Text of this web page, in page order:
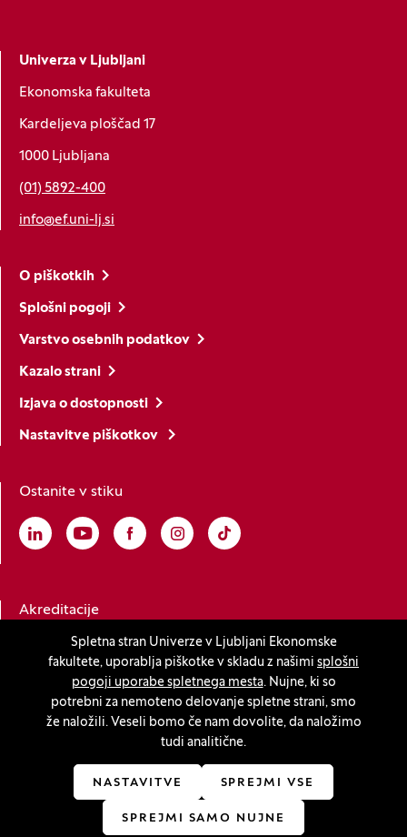
Spletna stran Univerze v Ljubljani Ekonomske
fakultete, uporablja piškotke v skladu z našimi splošni
pogoji uporabe spletnega mesta. Nujne, ki so
potrebni za nemoteno delovanje spletne strani, smo
že naložili. Veseli bomo če nam dovolite, da naložimo
tudi analitične.
NASTAVITVE SPREJMI VSE
SPREJMI SAMO NUJNE
Univerza v Ljubljani
Ekonomska fakulteta
Kardeljeva ploščad 17
1000 Ljubljana
(01) 5892-400
info@ef.uni-lj.si
O piškotkih
Splošni pogoji
Varstvo osebnih podatkov
Kazalo strani
Izjava o dostopnosti
Nastavitve piškotkov
Ostanite v stiku
Linkedin
(Odpre se v novem oknu)
Youtube
(Odpre se v novem oknu)
Facebook
(Odpre se v novem oknu)
Instagram
(Odpre se v novem oknu)
TikTok
(Odpre se v novem oknu)
Akreditacije
(Odpre se v novem oknu)
Innovatif(Odpre se v novem oknu)